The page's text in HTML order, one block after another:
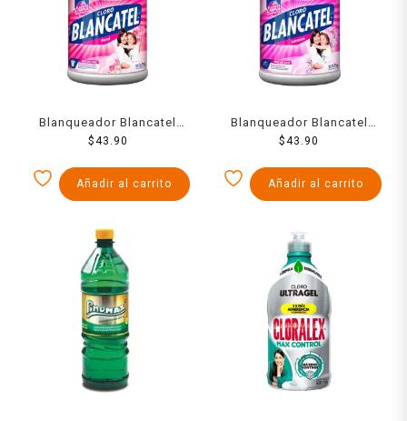
Blanqueador Blancatel
Aroma Floral 3780 Ml
$43.90
Añadir al carrito
Blanqueador Blancatel
Aroma Lavanda 3780 Ml
$43.90
Añadir al carrito